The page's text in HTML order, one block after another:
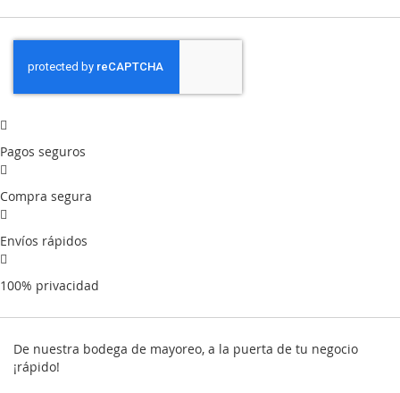
Pagos seguros
Compra segura
Envíos rápidos
100% privacidad
De nuestra bodega de mayoreo, a la puerta de tu negocio
¡rápido!